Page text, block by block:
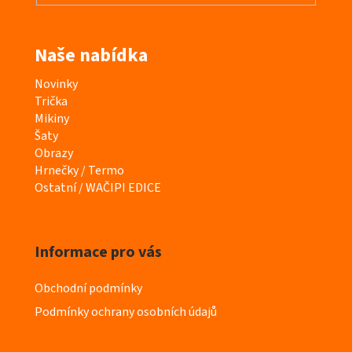
Naše nabídka
K
a
t
e
g
o
r
Novinky
Trička
Mikiny
Šaty
Obrazy
Hrnečky / Termo
Ostatní / WAČIPI EDICE
Informace pro vás
Obchodní podmínky
Podmínky ochrany osobních údajů